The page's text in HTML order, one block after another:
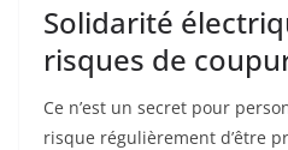
Solidarité
risques de
Ce n’est un secret pour
risque régulièrement d’être